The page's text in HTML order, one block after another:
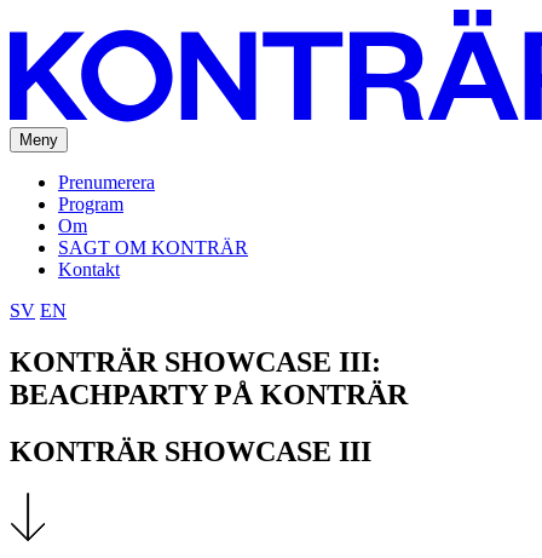
Meny
Prenumerera
Program
Om
SAGT OM KONTRÄR
Kontakt
SV EN
KONTRÄR SHOWCASE III:
BEACHPARTY PÅ KONTRÄR
KONTRÄR SHOWCASE III